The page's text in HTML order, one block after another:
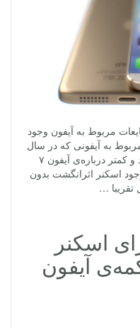
مربوط به آیفون وجود
به آیفونی که در سال
۲۰۱۷ و ۲۰۱۸ معرفی می‌شوند، هستند و کمتر درباره‌ی آیفون ۷
اسکنر اثرانگشت بدون
…
اسکنر
آیفون